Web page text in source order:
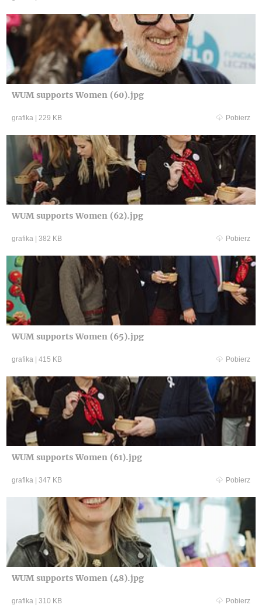
WUM supports Women (60).jpg
grafika 229 KB Pobierz
WUM supports Women (62).jpg
grafika 382 KB Pobierz
WUM supports Women (65).jpg
grafika 415 KB Pobierz
WUM supports Women (61).jpg
grafika 347 KB Pobierz
WUM supports Women (48).jpg
grafika 310 KB Pobierz